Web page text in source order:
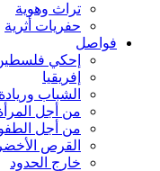
تراث وهوية
حفريات أثرية
فواصل
إحكي فلسطين
إفريقيا
الشباب وريادة
من أجل المرأة
من أجل الطفولة
القرص الأخضر
خارج الحدود